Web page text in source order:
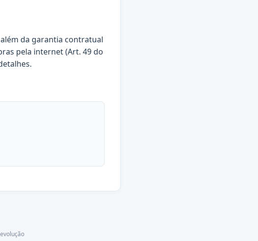
da garantia contratual
pela internet (Art. 49 do